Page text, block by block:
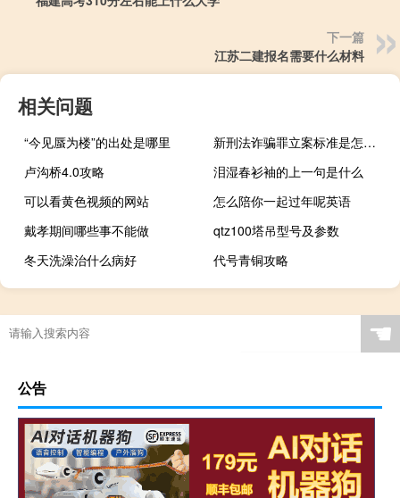
下一篇
江苏二建报名需要什么材料
相关问题
“今见蜃为楼”的出处是哪里
新刑法诈骗罪立案标准是怎样的
卢沟桥4.0攻略
泪湿春衫袖的上一句是什么
可以看黄色视频的网站
怎么陪你一起过年呢英语
戴孝期间哪些事不能做
qtz100塔吊型号及参数
冬天洗澡治什么病好
代号青铜攻略
☚
公告